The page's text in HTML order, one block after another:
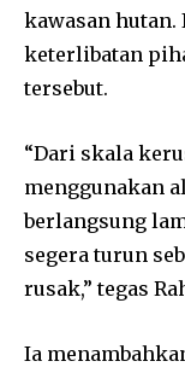
kawasan hutan.
keterlibatan
tersebut.
“Dari skala
menggunakan
berlangsung
segera turun
rusak,” tegas
Ia